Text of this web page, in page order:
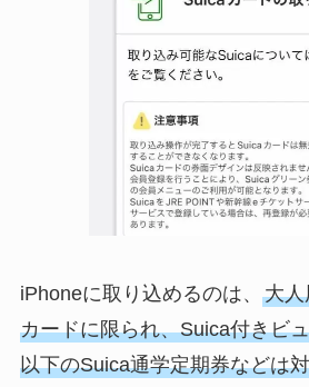
iPhoneに取り込めるのは、 大人
カードに限られ、Suica付きビ
以下のSuica通学定期券などは